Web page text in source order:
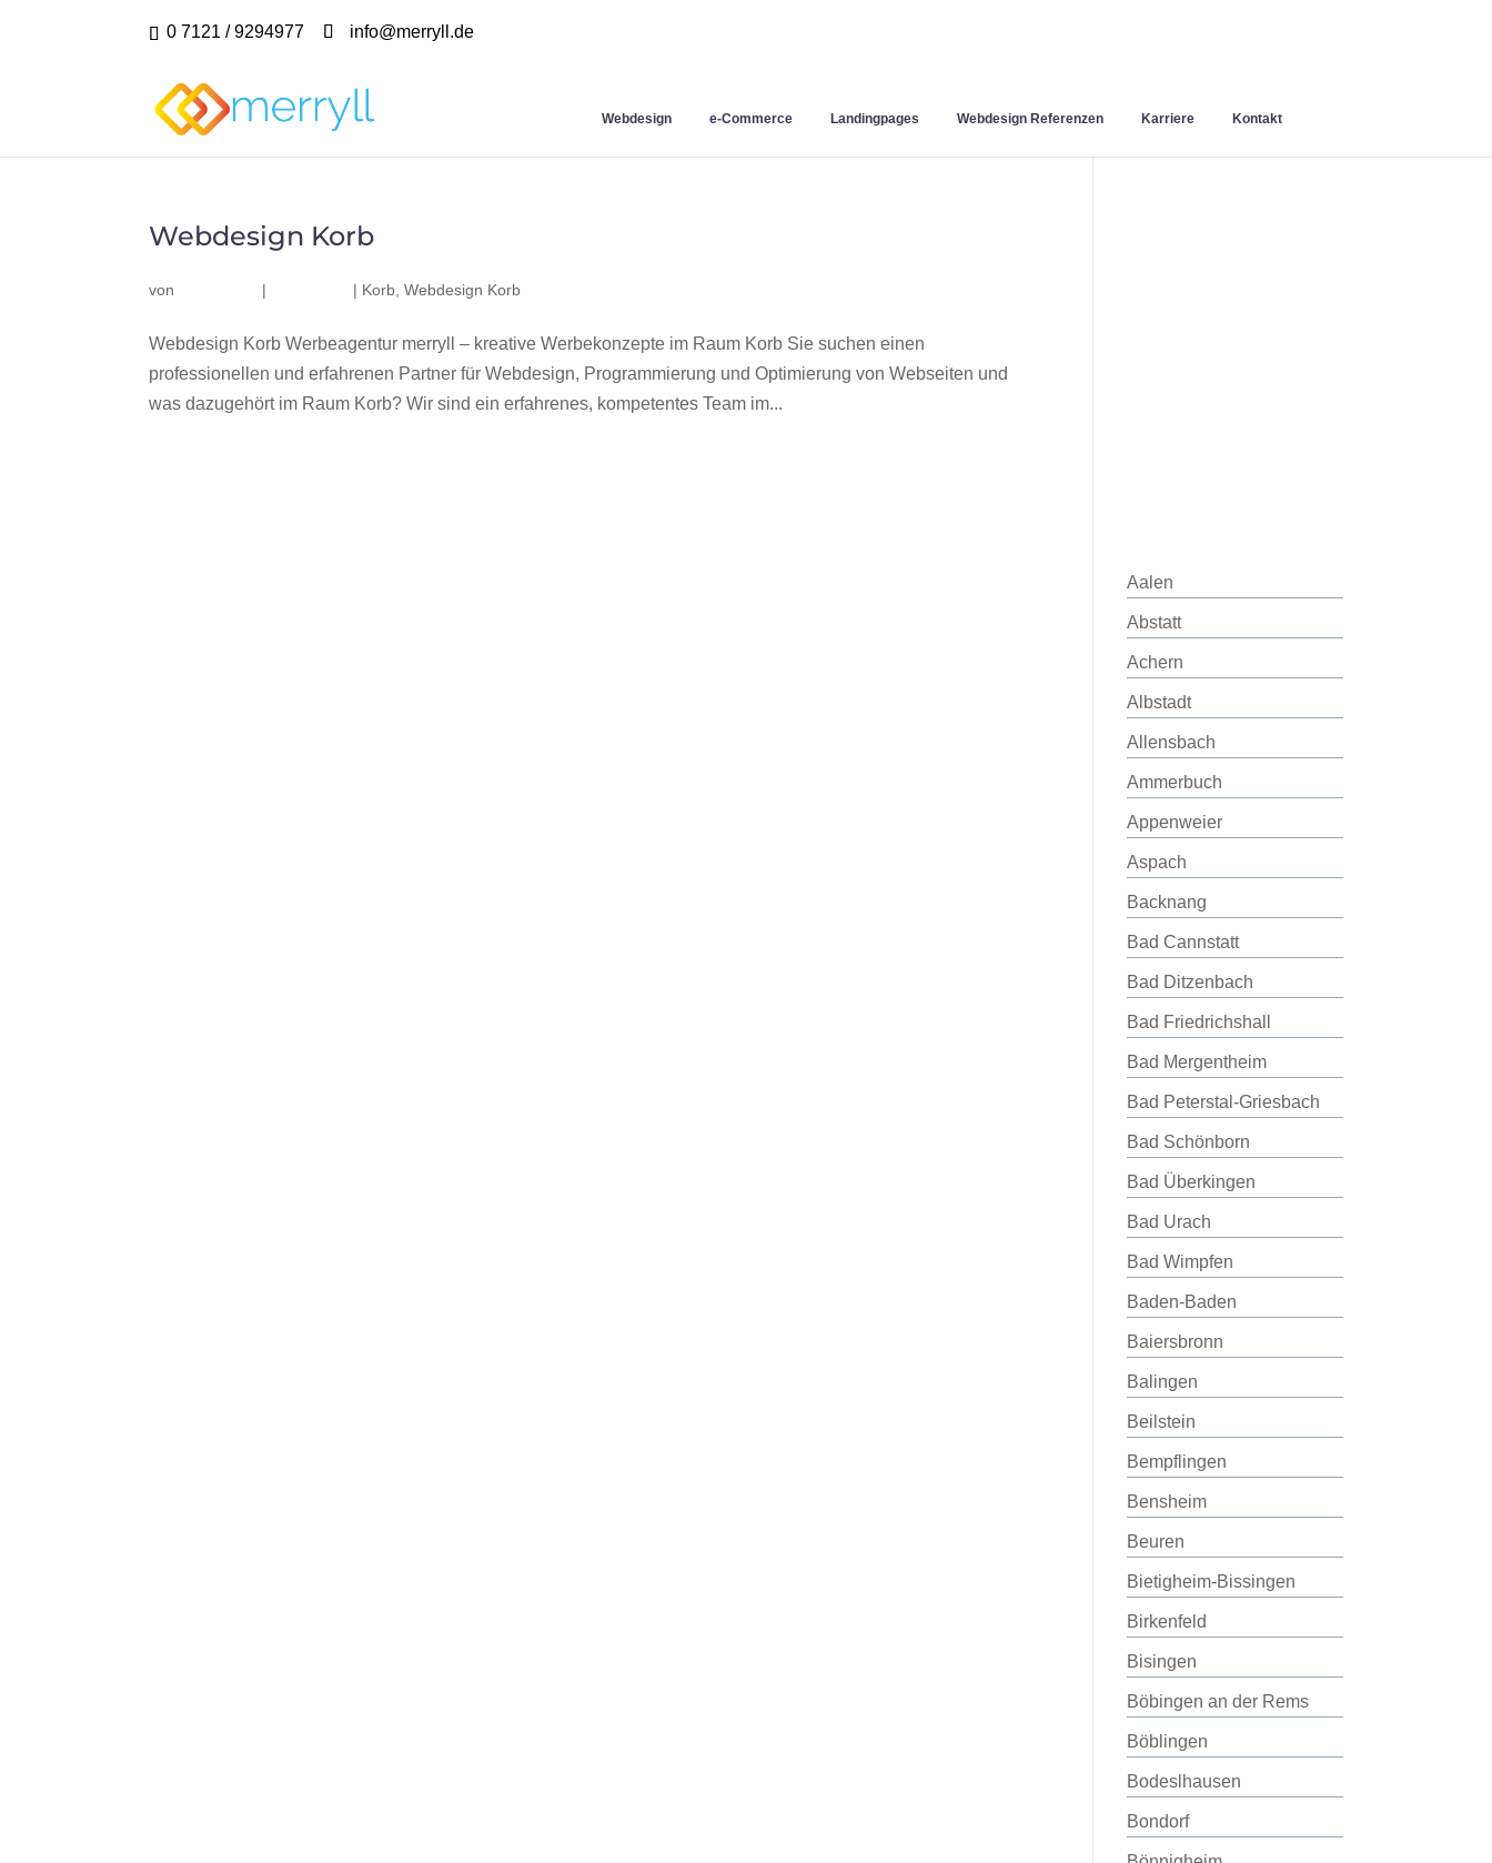
0 7121 / 9294977 info@merryll.de
Webdesign e-Commerce Landingpages Webdesign Referenzen Karriere Kontakt
Webdesign Korb
von | | Korb ,Webdesign Korb
Webdesign Korb Werbeagentur merryll – kreative Werbekonzepte im Raum Korb Sie suchen einen
professionellen und erfahrenen Partner für Webdesign, Programmierung und Optimierung von Webseiten und
was dazugehört im Raum Korb? Wir sind ein erfahrenes, kompetentes Team im...
Aalen
Abstatt
Achern
Albstadt
Allensbach
Ammerbuch
Appenweier
Aspach
Backnang
Bad Cannstatt
Bad Ditzenbach
Bad Friedrichshall
Bad Mergentheim
Bad Peterstal-Griesbach
Bad Schönborn
Bad Überkingen
Bad Urach
Bad Wimpfen
Baden-Baden
Baiersbronn
Balingen
Beilstein
Bempflingen
Bensheim
Beuren
Bietigheim-Bissingen
Birkenfeld
Bisingen
Böbingen an der Rems
Böblingen
Bodeslhausen
Bondorf